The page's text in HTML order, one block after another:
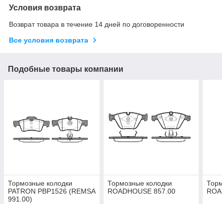
Условия возврата
Возврат товара в течение 14 дней по договоренности
Все условия возврата
Подобные товары компании
Тормозные колодки
PATRON PBP1526 (REMSA
991.00)
Тормозные колодки
ROADHOUSE 857.00